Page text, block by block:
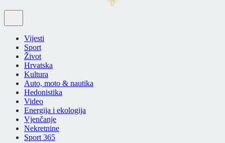
Vijesti
Sport
Život
Hrvatska
Kultura
Auto, moto & nautika
Hedonistika
Video
Energija i ekologija
Vjenčanje
Nekretnine
Sport 365